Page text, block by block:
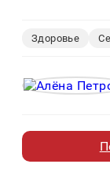
Здоровье